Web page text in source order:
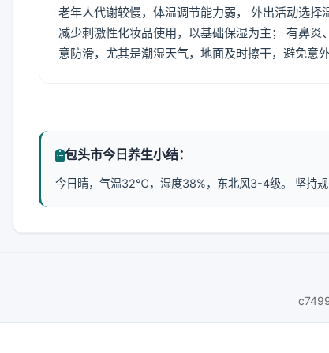
老年人代谢较慢，体温调节能力弱， 外出活动选
减少刺激性化妆品使用，以基础保湿为主； 有鼻
意防滑，尤其是潮湿天气，地面及时擦干，避免意外
包头市今日养生小结：
今日晴，气温32℃，湿度38%，东北风3-4级。 坚持规